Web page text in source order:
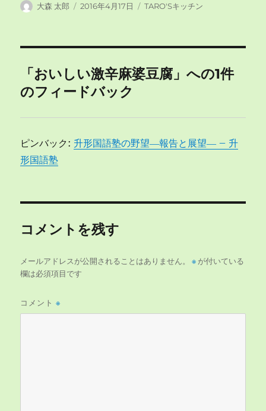
投
大森 太郎
投
2016年4月17日
カ
TARO'Sキッチン
「おいしい激辛麻婆豆腐」への1件
のフィードバック
ピンバック: 升形国語塾の野望―報告と展望― – 升
形国語塾
コメントを残す
メールアドレスが公開されることはありません。 ※が付いている
欄は必須項目です
コメント※